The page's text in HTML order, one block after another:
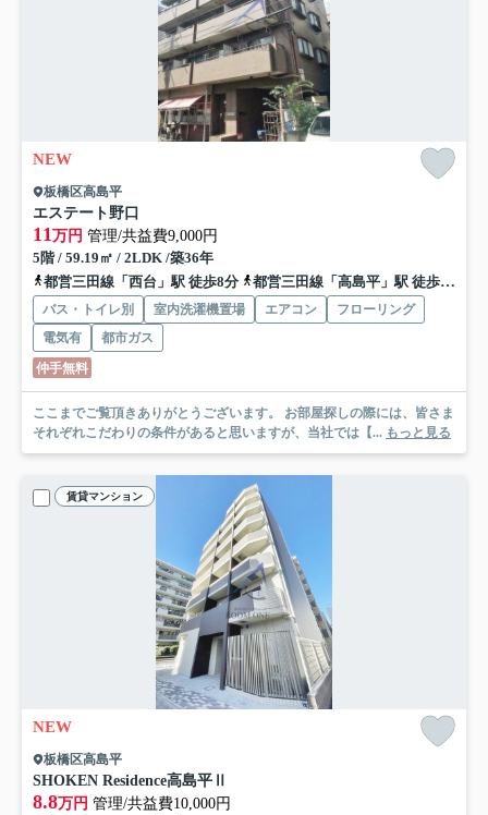
NEW
板橋区高島平
エステート野口
11万円 管理/共益費9,000円
5階 / 59.19㎡ / 2LDK /築36年
都営三田線「西台」駅 徒歩8分
都営三田線「高島平」駅 徒歩14分
バス・トイレ別 室内洗濯機置場 エアコン
フローリング
電気有
都市ガス
仲手無料
ここまでご覧頂きありがとうございます。 お部屋探しの際には、皆さま
それぞれこだわりの条件があると思いますが、当社では【... もっと見る
賃貸マンション
NEW
板橋区高島平
SHOKEN Residence高島平Ⅱ
8.8万円 管理/共益費10,000円